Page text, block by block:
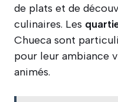
de plats et de
culinaires. Les
Chueca sont
pour leur ambiance
animés.